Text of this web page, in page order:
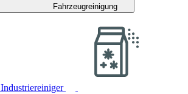
Fahrzeugreinigung
Industriereiniger